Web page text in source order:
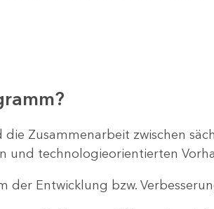
Zusammenarbeit zwischen
und technologieorientierten
der Entwicklung bzw.